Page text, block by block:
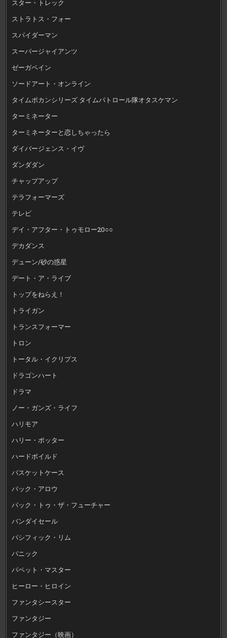
スター・トレック
ストラトス・フォー
スパイダーマン
スーパージャイアンツ
ゼーガペイン
ソードアート・オンライン
タイムボカンシリーズ タイムパトロール隊オタスケマン
ターミネーター
ターミネーターと恋しちゃったら
ダイバージェンス・イヴ
ダンダダン
チャップアップ
テラフォーマーズ
テレビ
デイ・アフター・トゥモロー20○○
デカダンス
デューン/砂の惑星
デート・ア・ライブ
トップをねらえ！
トライガン
トランスフォーマー
トロン
トータル・イクリプス
ドラゴンハート
ドラマ
ノー・ガンズ・ライフ
ハリモア
ハリー・ポッター
ハードボイルド
バスケットケース
バック・アロウ
バック・トゥ・ザ・フューチャー
バンダイセール
パシフィック・リム
パニック
パペット・マスター
ヒーロー・ヒロイン
ファンタシースター
ファンタジー
ファンタジー（映画）